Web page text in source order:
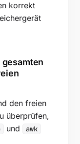
korrekt
den freien
überprüfen,
und awk